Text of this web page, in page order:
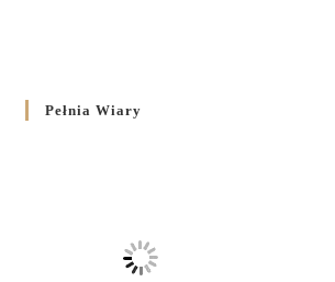
Pełnia Wiary